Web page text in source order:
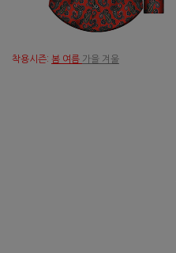
착용시즌: 봄 여름 가을 겨울